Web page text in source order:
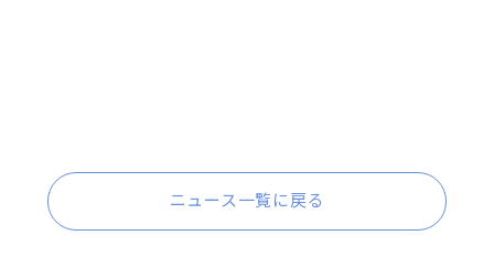
ニュース一覧に戻る